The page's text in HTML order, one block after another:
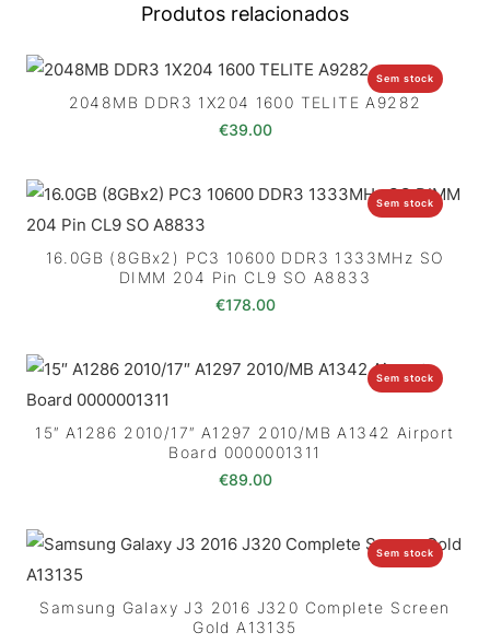
Produtos relacionados
Sem stock
2048MB DDR3 1X204 1600 TELITE A9282
€39.00
Sem stock
16.0GB (8GBx2) PC3 10600 DDR3 1333MHz SO
DIMM 204 Pin CL9 SO A8833
€178.00
Sem stock
15″ A1286 2010/17″ A1297 2010/MB A1342 Airport
Board 0000001311
€89.00
Sem stock
Samsung Galaxy J3 2016 J320 Complete Screen
Gold A13135